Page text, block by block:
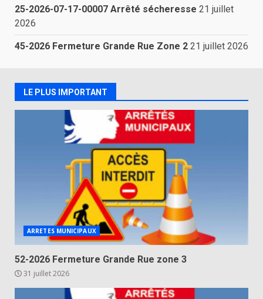
25-2026-07-17-00007 Arrêté sécheresse 21 juillet
2026
45-2026 Fermeture Grande Rue Zone 2 21 juillet 2026
LE PLUS IMPORTANT
ARRETES MUNICIPAUX
52-2026 Fermeture Grande Rue zone 3
31 juillet 2026